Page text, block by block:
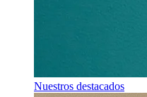
Nuestros destacados